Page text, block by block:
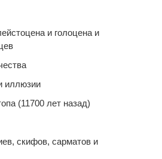
и голоцена и
иллюзии
(11700 лет назад)
скифов, сарматов и